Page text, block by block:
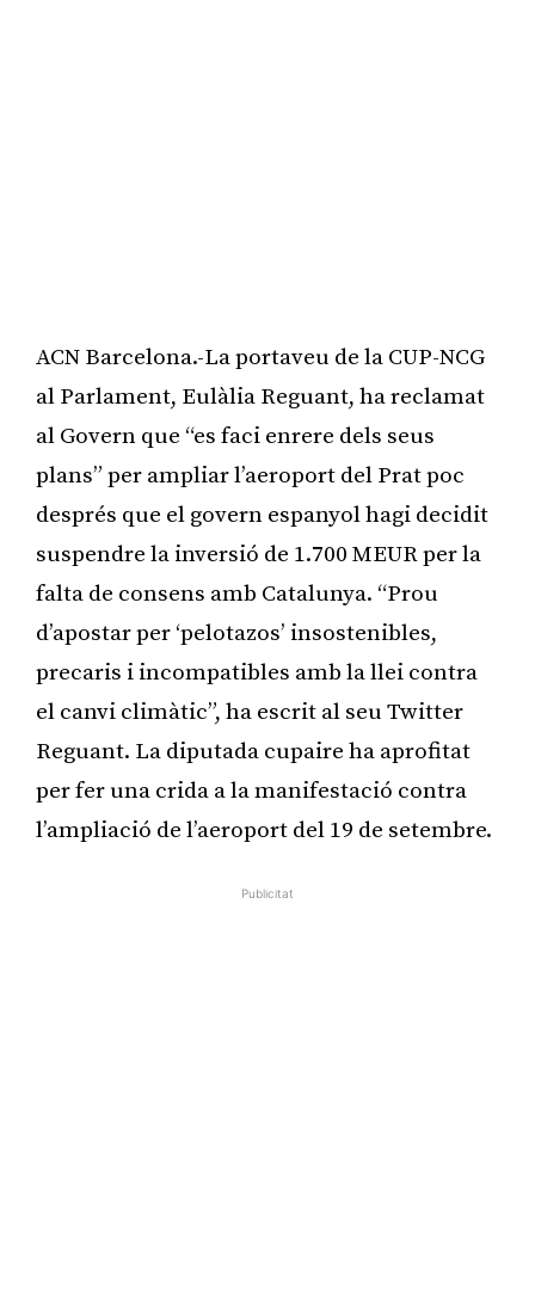
ACN Barcelona.-La portaveu de la CUP-NCG
al Parlament, Eulàlia Reguant, ha reclamat
al Govern que “es faci enrere dels seus
plans” per ampliar l’aeroport del Prat poc
després que el govern espanyol hagi decidit
suspendre la inversió de 1.700 MEUR per la
falta de consens amb Catalunya. “Prou
d’apostar per ‘pelotazos’ insostenibles,
precaris i incompatibles amb la llei contra
el canvi climàtic”, ha escrit al seu Twitter
Reguant. La diputada cupaire ha aprofitat
per fer una crida a la manifestació contra
l’ampliació de l’aeroport del 19 de setembre.
Publicitat